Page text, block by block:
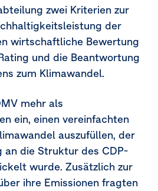
zwei Kriterien zur
der
wirtschaftliche Bewertung
und die Beantwortung
zum Klimawandel.
mehr als
ein, einen vereinfachten
auszufüllen, der
an die Struktur des CDP-
wurde. Zusätzlich zur
ihre Emissionen fragten